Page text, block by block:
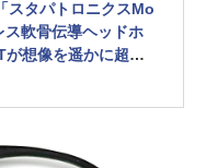
スタパトロニクスMo
軟骨伝導ヘッドホ
が想像を遥かに超え